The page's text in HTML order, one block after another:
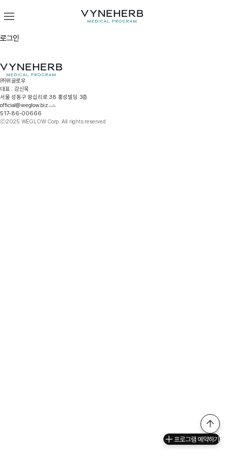
스킨이펙터 듀얼젠
라인이펙터
다이어트 프로그램
로그인
㈜위글로우
대표 : 강신욱
서울 성동구 왕십리로 38 홍성빌딩 3층
official@weglow.biz
517-86-00666
ⓒ2025 WEGLOW Corp. All rights reserved
프로그램 예약하기